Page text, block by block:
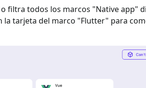
filtra todos los marcos "Native app"
la tarjeta del marco "Flutter" para